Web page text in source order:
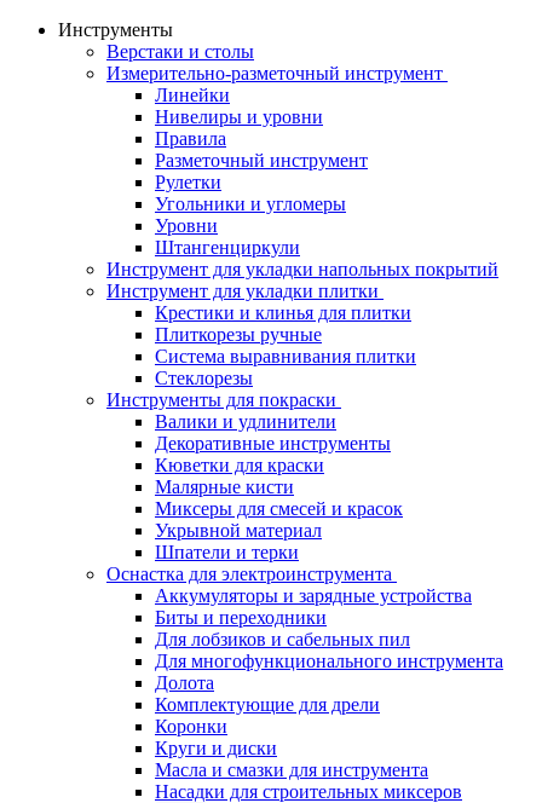
Инструменты
Верстаки и столы
Измерительно-разметочный инструмент
Линейки
Нивелиры и уровни
Правила
Разметочный инструмент
Рулетки
Угольники и угломеры
Уровни
Штангенциркули
Инструмент для укладки напольных покрытий
Инструмент для укладки плитки
Крестики и клинья для плитки
Плиткорезы ручные
Система выравнивания плитки
Стеклорезы
Инструменты для покраски
Валики и удлинители
Декоративные инструменты
Кюветки для краски
Малярные кисти
Миксеры для смесей и красок
Укрывной материал
Шпатели и терки
Оснастка для электроинструмента
Аккумуляторы и зарядные устройства
Биты и переходники
Для лобзиков и сабельных пил
Для многофункционального инструмента
Долота
Комплектующие для дрели
Коронки
Круги и диски
Масла и смазки для инструмента
Насадки для строительных миксеров